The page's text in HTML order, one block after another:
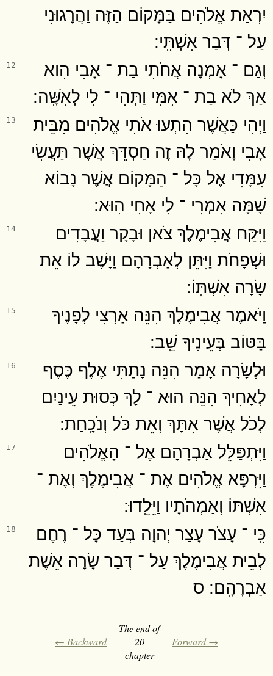
יִרְאַת אֱלֹהִים בַּמָּקוֹם הַזֶּה וַהֲרָגוּנִי
עַל ־ דְּבַר אִשְׁתִּֽי ׃
12
וְגַם ־ אָמְנָה אֲחֹתִי בַת ־ אָבִי הִוא
אַךְ לֹא בַת ־ אִמִּי וַתְּהִי ־ לִי לְאִשָּֽׁה ׃
13
וַיְהִי כַּאֲשֶׁר הִתְעוּ אֹתִי אֱלֹהִים מִבֵּית
אָבִי וָאֹמַר לָהּ זֶה חַסְדֵּךְ אֲשֶׁר תַּעֲשִׂי
עִמָּדִי אֶל כָּל ־ הַמָּקוֹם אֲשֶׁר נָבוֹא
שָׁמָּה אִמְרִי ־ לִי אָחִי הֽוּא ׃
14
וַיִּקַּח אֲבִימֶלֶךְ צֹאן וּבָקָר וַעֲבָדִים
וּשְׁפָחֹת וַיִּתֵּן לְאַבְרָהָם וַיָּשֶׁב לוֹ אֵת
שָׂרָה אִשְׁתּֽוֹ ׃
15
וַיֹּאמֶר אֲבִימֶלֶךְ הִנֵּה אַרְצִי לְפָנֶיךָ
בַּטּוֹב בְּעֵינֶיךָ שֵֽׁב ׃
16
וּלְשָׂרָה אָמַר הִנֵּה נָתַתִּי אֶלֶף כֶּסֶף
לְאָחִיךְ הִנֵּה הוּא ־ לָךְ כְּסוּת עֵינַיִם
לְכֹל אֲשֶׁר אִתָּךְ וְאֵת כֹּל וְנֹכָֽחַת ׃
17
וַיִּתְפַּלֵּל אַבְרָהָם אֶל ־ הָאֱלֹהִים
וַיִּרְפָּא אֱלֹהִים אֶת ־ אֲבִימֶלֶךְ וְאֶת ־
אִשְׁתּוֹ וְאַמְהֹתָיו וַיֵּלֵֽדוּ ׃
18
כִּֽי ־ עָצֹר עָצַר יְהוָה בְּעַד כָּל ־ רֶחֶם
לְבֵית אֲבִימֶלֶךְ עַל ־ דְּבַר שָׂרָה אֵשֶׁת
אַבְרָהָֽם ׃ ס
← Backward
The end of
20
chapter
Forward →